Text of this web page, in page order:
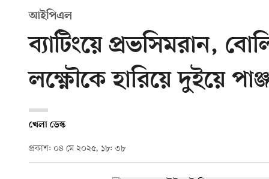
আইপিএল
ব্যাটিংয়ে প্রভসিমরান,
লক্ষ্ণৌকে হারিয়ে দুইয়ে
খেলা ডেস্ক
প্রকাশ: ০৪ মে ২০২৫, ১৮: ৩৮